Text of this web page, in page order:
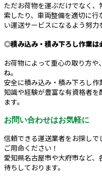
ただお荷物を運ぶだけでなく
索したり、車両整備を適切に
い運送サービスになるよう努力
◎積み込み・積み下ろし作業は
お荷物によって重心の取り方
ね。
安全に積み込み・積み下ろし
知識や経験が豊富な有資格者
ます。
お問い合わせはお気軽に
信頼できる運送業者をお探し
ご用命ください！
愛知県名古屋市や大府市など
待ちしております。